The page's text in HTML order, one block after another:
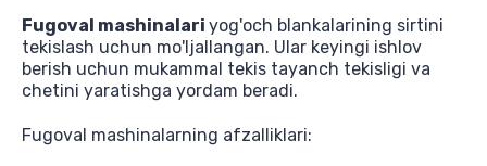
Fugoval mashinalari yog'och blankalarining sirtini
tekislash uchun mo'ljallangan. Ular keyingi ishlov
berish uchun mukammal tekis tayanch tekisligi va
chetini yaratishga yordam beradi.
Fugoval mashinalarning afzalliklari: